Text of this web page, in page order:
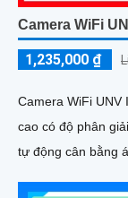
Camera WiFi
1,235,000 ₫
Camera WiFi UNV
cao có độ phân
tự động cân bằng